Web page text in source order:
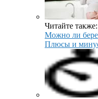
Читайте также:
Можно ли
Плюсы и